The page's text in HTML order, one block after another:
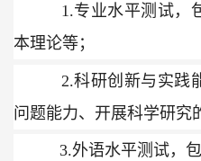
1.专业水平测试，
本理论等；
2.科研创新与实践
问题能力、开展科学研究
3.外语水平测试，